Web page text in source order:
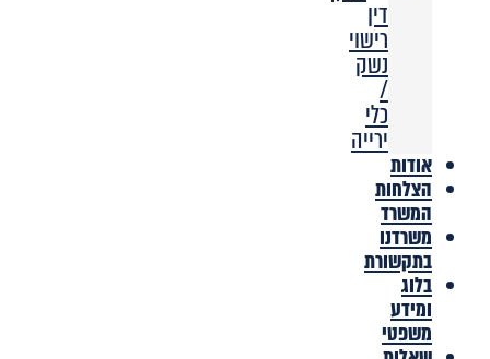
דין
רישוי
נשק
/
כלי
ירייה
אודות
הצלחות
המשרד
משרדנו
בתקשורת
בלוג
ומידע
משפטי